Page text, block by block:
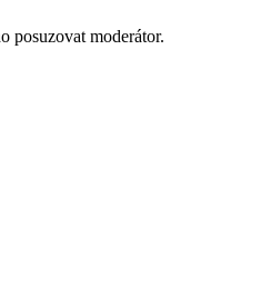
posuzovat moderátor.